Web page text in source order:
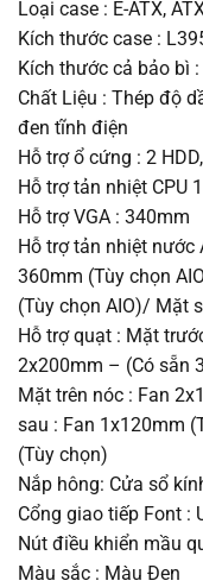
Loại case : E-ATX,
Kích thước case :
Kích thước cả bảo bì
Chất Liệu : Thép độ
đen tĩnh điện
Hỗ trợ ổ cứng : 2
Hỗ trợ tản nhiệt CPU
Hỗ trợ VGA : 340mm
Hỗ trợ tản nhiệt
360mm (Tùy chọn
(Tùy chọn AIO)/ Mặt
Hỗ trợ quạt : Mặt
2x200mm – (Có sẵn
Mặt trên nóc : Fan
sau : Fan 1x120mm
(Tùy chọn)
Nắp hông: Cửa sổ
Cổng giao tiếp Font :
Nút điều khiển mầu
Màu sắc : Màu Đen